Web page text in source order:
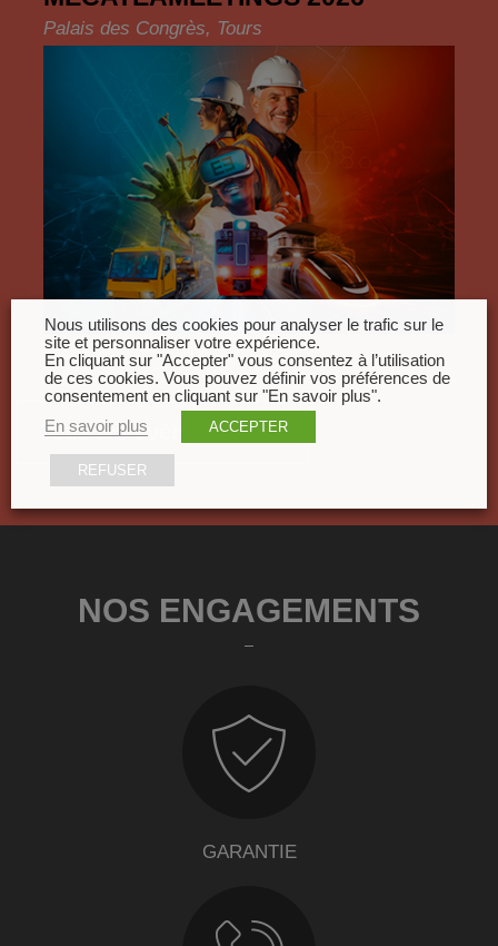
Palais des Congrès, Tours
Tous les évènements
NOS ENGAGEMENTS
GARANTIE
Nous utilisons des cookies pour analyser le trafic sur le
site et personnaliser votre expérience.
En cliquant sur "Accepter" vous consentez à l’utilisation
de ces cookies. Vous pouvez définir vos préférences de
consentement en cliquant sur "En savoir plus".
En savoir plus
ACCEPTER
REFUSER